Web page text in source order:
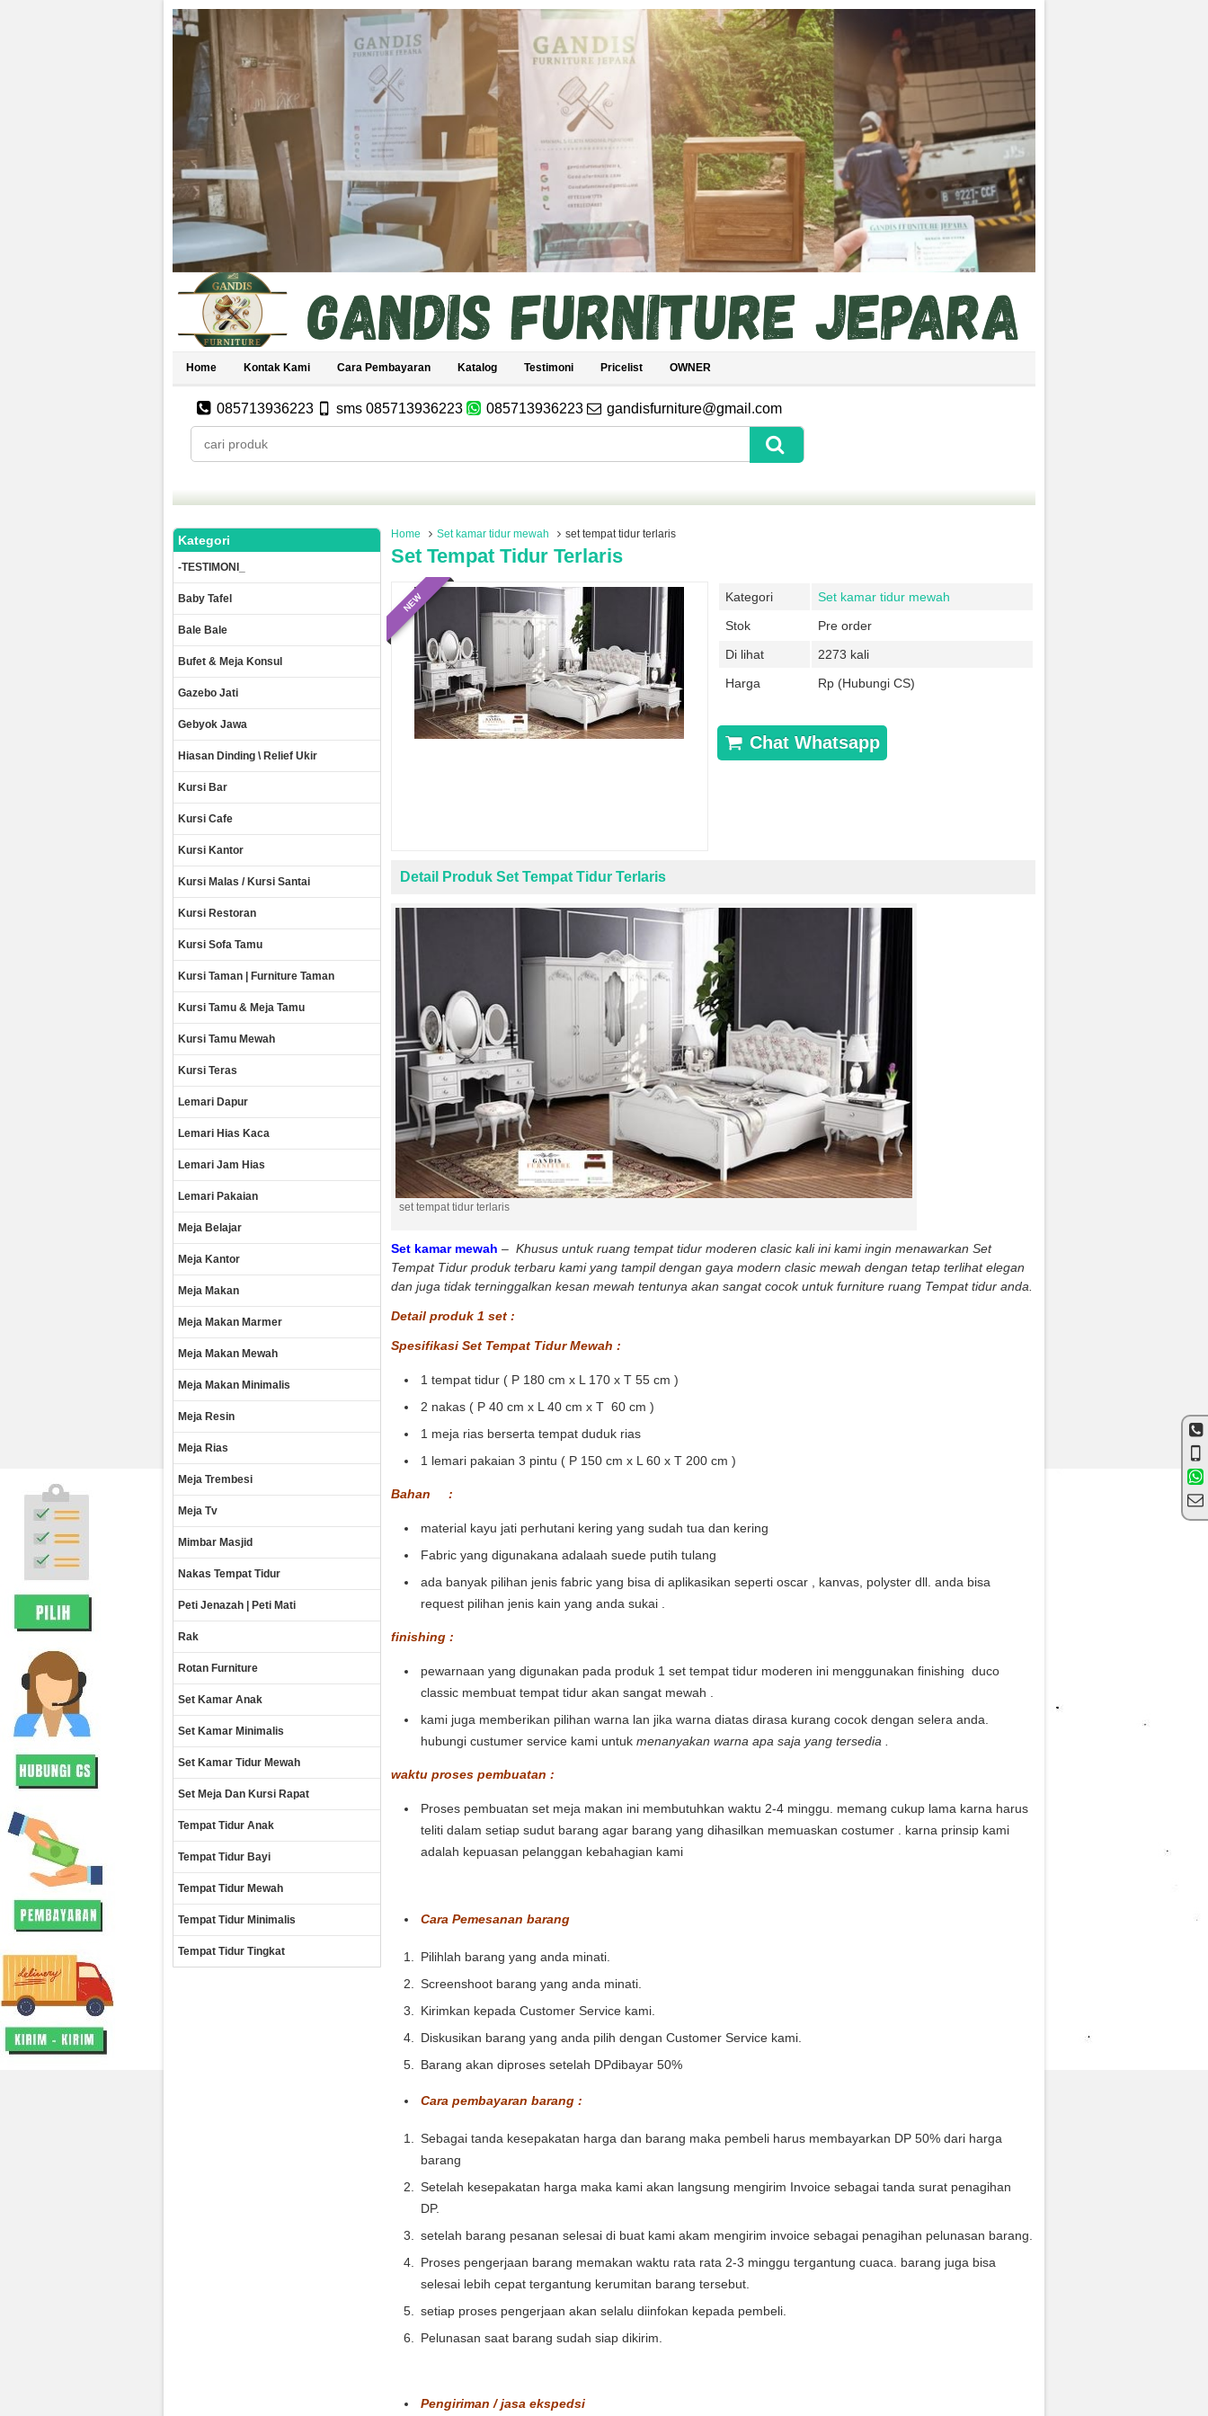
Home Kontak Kami Cara Pembayaran Katalog Testimoni Pricelist OWNER
085713936223 sms 085713936223 085713936223 gandisfurniture@gmail.com
Home Set kamar tidur mewah set tempat tidur terlaris
Set Tempat Tidur Terlaris
NEW Kategori
Set kamar tidur mewah
Stok
Pre order
Di lihat
2273 kali
Harga
Rp (Hubungi CS)
Chat Whatsapp
Detail Produk Set Tempat Tidur Terlaris
set tempat tidur terlaris
Set kamar mewah – Khusus untuk ruang tempat tidur moderen clasic kali ini kami ingin menawarkan Set
Tempat Tidur produk terbaru kami yang tampil dengan gaya modern clasic mewah dengan tetap terlihat elegan
dan juga tidak terninggalkan kesan mewah tentunya akan sangat cocok untuk furniture ruang Tempat tidur anda.
Detail produk 1 set :
Spesifikasi Set Tempat Tidur Mewah :
1 tempat tidur ( P 180 cm x L 170 x T 55 cm )
2 nakas ( P 40 cm x L 40 cm x T 60 cm )
1 meja rias berserta tempat duduk rias
1 lemari pakaian 3 pintu ( P 150 cm x L 60 x T 200 cm )
Bahan :
material kayu jati perhutani kering yang sudah tua dan kering
Fabric yang digunakana adalaah suede putih tulang
ada banyak pilihan jenis fabric yang bisa di aplikasikan seperti oscar , kanvas, polyster dll. anda bisa
request pilihan jenis kain yang anda sukai .
finishing :
pewarnaan yang digunakan pada produk 1 set tempat tidur moderen ini menggunakan finishing duco
classic membuat tempat tidur akan sangat mewah .
kami juga memberikan pilihan warna lan jika warna diatas dirasa kurang cocok dengan selera anda.
hubungi custumer service kami untuk menanyakan warna apa saja yang tersedia .
waktu proses pembuatan :
Proses pembuatan set meja makan ini membutuhkan waktu 2-4 minggu. memang cukup lama karna harus
teliti dalam setiap sudut barang agar barang yang dihasilkan memuaskan costumer . karna prinsip kami
adalah kepuasan pelanggan kebahagian kami
Cara Pemesanan barang
Pilihlah barang yang anda minati.
Screenshoot barang yang anda minati.
Kirimkan kepada Customer Service kami.
Diskusikan barang yang anda pilih dengan Customer Service kami.
Barang akan diproses setelah DPdibayar 50%
Cara pembayaran barang :
Sebagai tanda kesepakatan harga dan barang maka pembeli harus membayarkan DP 50% dari harga
barang
Setelah kesepakatan harga maka kami akan langsung mengirim Invoice sebagai tanda surat penagihan
DP.
setelah barang pesanan selesai di buat kami akam mengirim invoice sebagai penagihan pelunasan barang.
Proses pengerjaan barang memakan waktu rata rata 2-3 minggu tergantung cuaca. barang juga bisa
selesai lebih cepat tergantung kerumitan barang tersebut.
setiap proses pengerjaan akan selalu diinfokan kepada pembeli.
Pelunasan saat barang sudah siap dikirim.
Pengiriman / jasa ekspedsi
Kategori
-TESTIMONI_
Baby Tafel
Bale Bale
Bufet & Meja Konsul
Gazebo Jati
Gebyok Jawa
Hiasan Dinding \ Relief Ukir
Kursi Bar
Kursi Cafe
Kursi Kantor
Kursi Malas / Kursi Santai
Kursi Restoran
Kursi Sofa Tamu
Kursi Taman | Furniture Taman
Kursi Tamu & Meja Tamu
Kursi Tamu Mewah
Kursi Teras
Lemari Dapur
Lemari Hias Kaca
Lemari Jam Hias
Lemari Pakaian
Meja Belajar
Meja Kantor
Meja Makan
Meja Makan Marmer
Meja Makan Mewah
Meja Makan Minimalis
Meja Resin
Meja Rias
Meja Trembesi
Meja Tv
Mimbar Masjid
Nakas Tempat Tidur
Peti Jenazah | Peti Mati
Rak
Rotan Furniture
Set Kamar Anak
Set Kamar Minimalis
Set Kamar Tidur Mewah
Set Meja Dan Kursi Rapat
Tempat Tidur Anak
Tempat Tidur Bayi
Tempat Tidur Mewah
Tempat Tidur Minimalis
Tempat Tidur Tingkat